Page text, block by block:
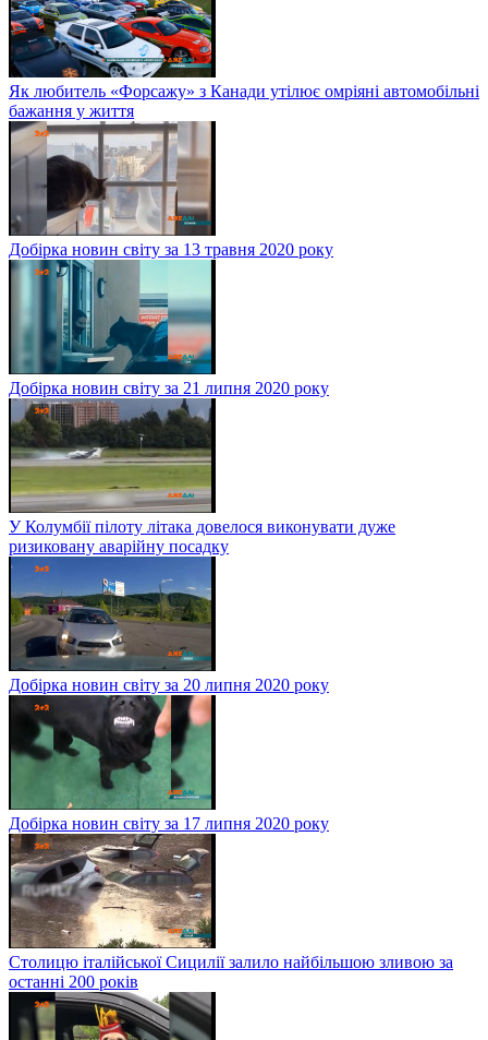
Як любитель «Форсажу» з Канади утілює омріяні автомобільні
бажання у життя
Добірка новин світу за 13 травня 2020 року
Добірка новин світу за 21 липня 2020 року
У Колумбії пілоту літака довелося виконувати дуже
ризиковану аварійну посадку
Добірка новин світу за 20 липня 2020 року
Добірка новин світу за 17 липня 2020 року
Столицю італійської Сицилії залило найбільшою зливою за
останні 200 років